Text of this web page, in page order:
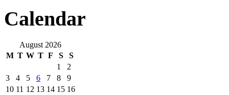
Calendar
August 2026
M T W T F S
S
1
2
3
4 5 6 7 8
9
10 11 12 13 14 15 16